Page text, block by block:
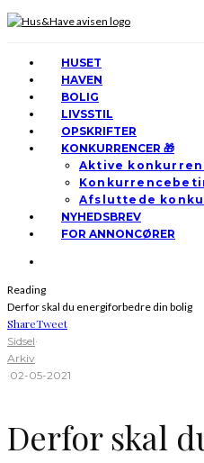
HUSET
HAVEN
BOLIG
LIVSSTIL
OPSKRIFTER
KONKURRENCER 🎁
Aktive
Afsluttede
NYHEDSBREV
FOR ANNONCØRER
Reading
Derfor skal du energiforbedre din bolig
ShareTweet
Sidsel·
Arkiv
·02-05-2021
Derfor skal